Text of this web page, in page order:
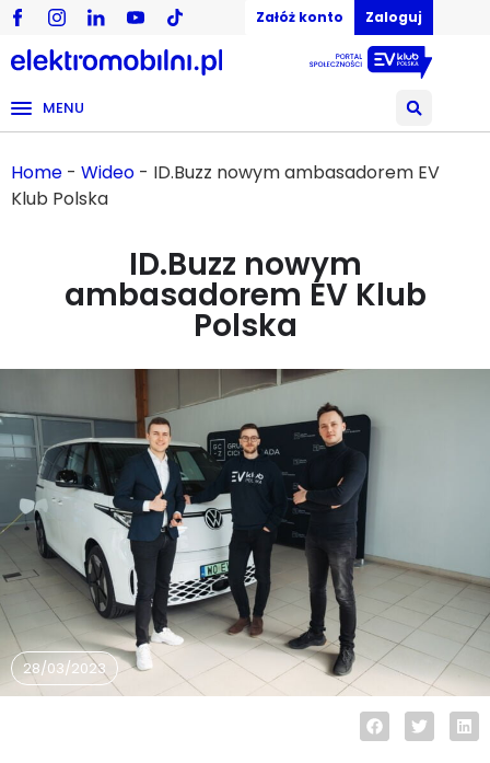
Załóż konto Zaloguj
MENU
Home - Wideo - ID.Buzz nowym ambasadorem EV
Klub Polska
ID.Buzz nowym
ambasadorem EV Klub
Polska
28/03/2023